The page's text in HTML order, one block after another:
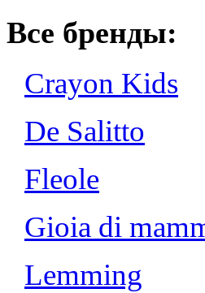
Все бренды:
Crayon Kids
De Salitto
Fleole
Gioia di
Lemming